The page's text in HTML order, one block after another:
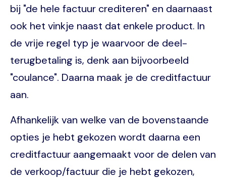
bij "de hele factuur crediteren" en daarnaast
ook het vinkje naast dat enkele product. In
de vrije regel typ je waarvoor de deel-
terugbetaling is, denk aan bijvoorbeeld
"coulance". Daarna maak je de creditfactuur
aan.
Afhankelijk van welke van de bovenstaande
opties je hebt gekozen wordt daarna een
creditfactuur aangemaakt voor de delen van
de verkoop/factuur die je hebt gekozen,